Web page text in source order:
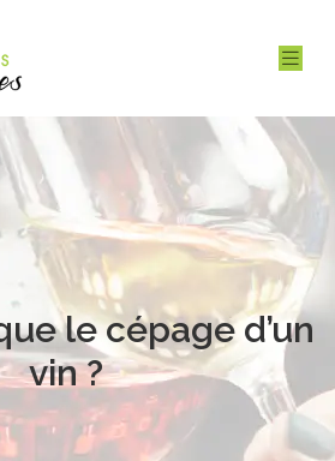
le cépage d’un
vin ?